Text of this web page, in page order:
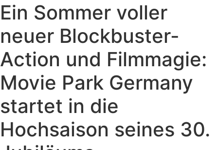
Ein Sommer voller
neuer Blockbuster-
Action und Filmmagie:
Movie Park Germany
startet in die
Hochsaison seines 30.